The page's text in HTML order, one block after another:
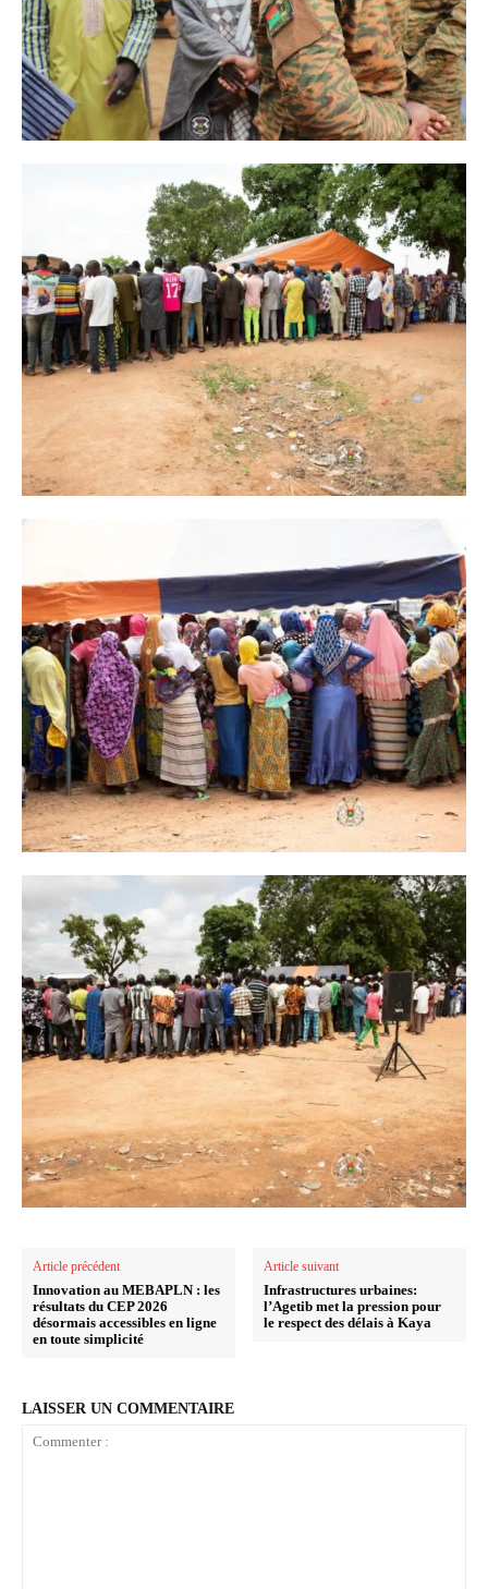
Article précédent
Innovation au MEBAPLN : les
résultats du CEP 2026
désormais accessibles en ligne
en toute simplicité
Article suivant
Infrastructures urbaines:
l’Agetib met la pression pour
le respect des délais à Kaya
LAISSER UN COMMENTAIRE